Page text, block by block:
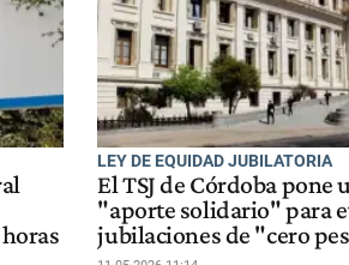
LEY DE EQUIDAD JUBILATORIA
El TSJ de Córdoba pone
"aporte solidario" para
jubilaciones de "cero